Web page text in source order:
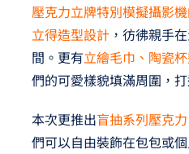
壓克力立牌特別模擬攝影
立得造型設計，彷彿親手
間。更有立繪毛巾、陶瓷
們的可愛樣貌填滿周圍，
本次更推出盲抽系列壓克
們可以自由裝飾在包包或